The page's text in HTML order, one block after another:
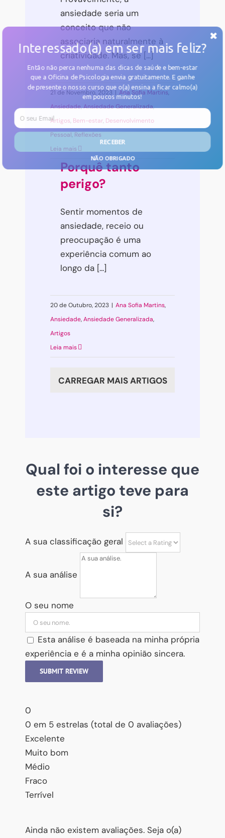
ansiedade seria um
conceito que não
associaria naturalmente à
criatividade. Mas, se [...]
21 de Novembro, 2023 | Ana Sofia Martins,
Ansiedade,Ansiedade Generalizada,
Artigos, Bem-estar, Desenvolvimento
Pessoal, Reflexões
Leia mais
Porquê tanto
perigo?
Sentir momentos de
ansiedade, receio ou
preocupação é uma
experiência comum ao
longo da [...]
20 de Outubro, 2023 | Ana Sofia Martins,
Ansiedade,Ansiedade Generalizada,
Artigos
Leia mais
CARREGAR MAIS ARTIGOS
Qual foi o interesse que
este artigo teve para
si?
A sua classificação geral
A sua análise
O seu nome
Esta análise é baseada na minha própria
experiência e é a minha opinião sincera.
SUBMIT REVIEW
0
0 em 5 estrelas (total de 0 avaliações)
Excelente
Muito bom
Médio
Fraco
Terrível
Ainda não existem avaliações. Seja o(a)
RECEBER
Interessado(a) em ser mais feliz?
Então não perca nenhuma das dicas de saúde e bem-estar
que a Oficina de Psicologia envia gratuitamente. E ganhe
de presente o nosso curso que o(a) ensina a ficar calmo(a)
em poucos minutos!
NÃO OBRIGADO